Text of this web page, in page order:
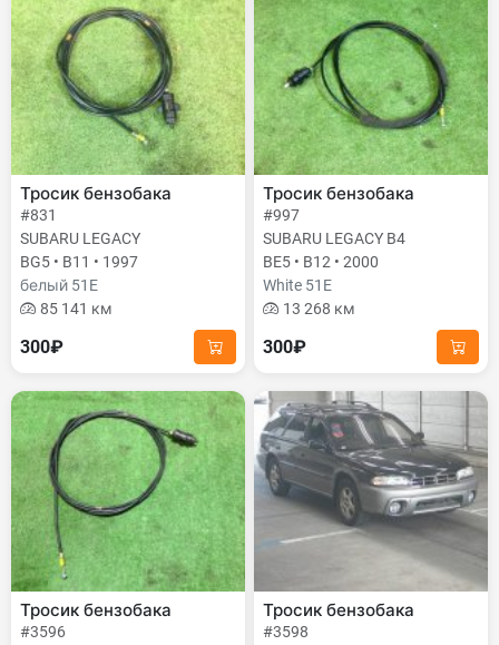
Тросик бензобака
#831
SUBARU LEGACY
BG5 • B11 • 1997
белый 51E
85 141 км
300₽
Тросик бензобака
#997
SUBARU LEGACY B4
BE5 • B12 • 2000
White 51E
13 268 км
300₽
Тросик бензобака
#3596
Тросик бензобака
#3598